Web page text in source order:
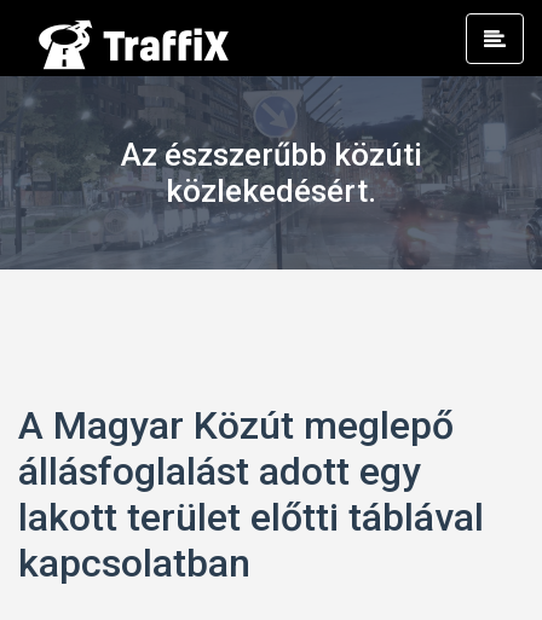
Az észszerűbb közúti
közlekedésért.
A Magyar Közút meglepő
állásfoglalást adott egy
lakott terület előtti táblával
kapcsolatban